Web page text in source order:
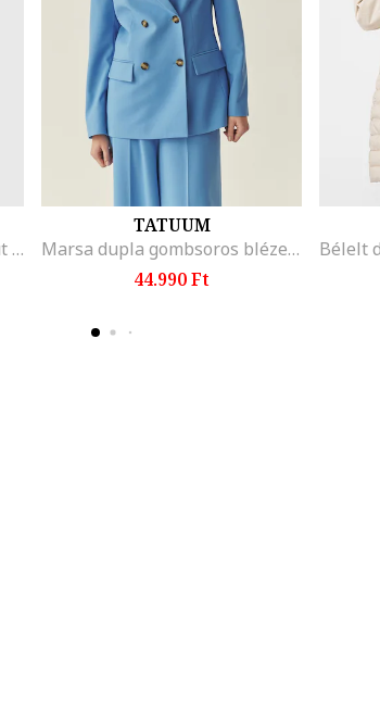
Esme Amelie organikuspamut póló, Fehér
TATUUM
Marsa dupla gombsoros blézer hajtókás gallérral, Neon világoskék
44.990 Ft